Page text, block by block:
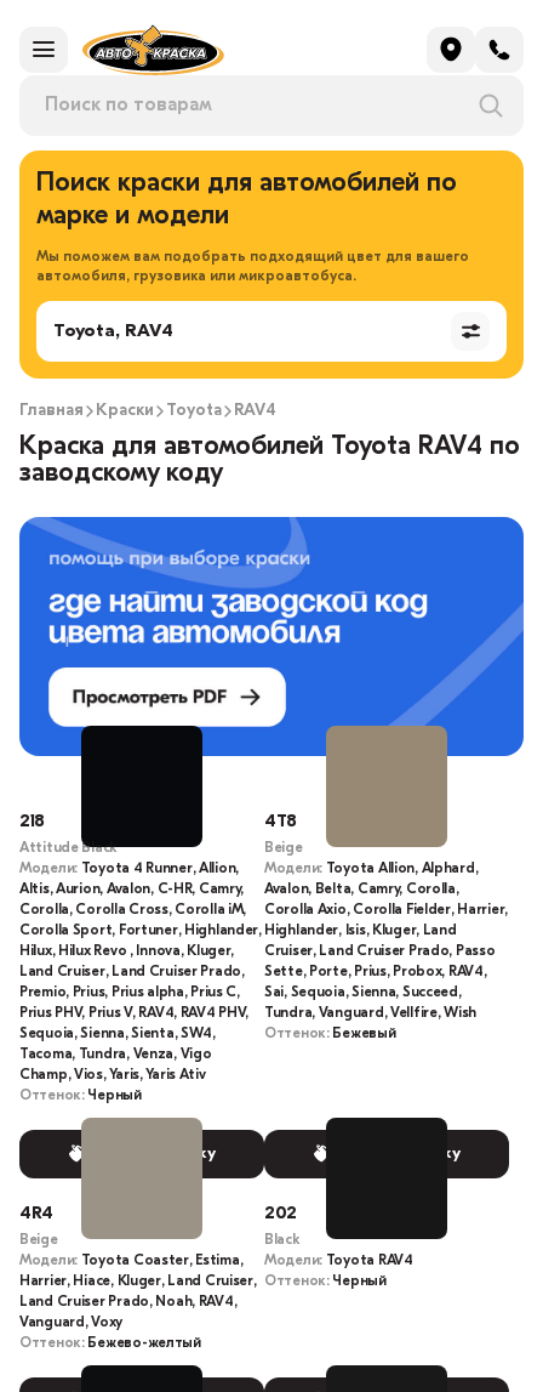
Поиск краски для автомобилей по
марке и модели
Мы поможем вам подобрать подходящий цвет для вашего
автомобиля, грузовика или микроавтобуса.
Toyota, RAV4
Главная Краски Toyota RAV4
Краска для автомобилей Toyota RAV4 по
заводскому коду
218
Attitude Black
Модели: Toyota 4 Runner, Allion,
Altis, Aurion, Avalon, C-HR, Camry,
Corolla, Corolla Cross, Corolla iM,
Corolla Sport, Fortuner, Highlander,
Hilux, Hilux Revo , Innova, Kluger,
Land Cruiser, Land Cruiser Prado,
Premio, Prius, Prius alpha, Prius C,
Prius PHV, Prius V, RAV4, RAV4 PHV,
Sequoia, Sienna, Sienta, SW4,
Tacoma, Tundra, Venza, Vigo
Champ, Vios, Yaris, Yaris Ativ
Оттенок: Черный
Выбрать краску
4T8
Beige
Модели: Toyota Allion, Alphard,
Avalon, Belta, Camry, Corolla,
Corolla Axio, Corolla Fielder, Harrier,
Highlander, Isis, Kluger, Land
Cruiser, Land Cruiser Prado, Passo
Sette, Porte, Prius, Probox, RAV4,
Sai, Sequoia, Sienna, Succeed,
Tundra, Vanguard, Vellfire, Wish
Оттенок: Бежевый
Выбрать краску
4R4
Beige
Модели: Toyota Coaster, Estima,
Harrier, Hiace, Kluger, Land Cruiser,
Land Cruiser Prado, Noah, RAV4,
Vanguard, Voxy
Оттенок: Бежево-желтый
202
Black
Модели: Toyota RAV4
Оттенок: Черный